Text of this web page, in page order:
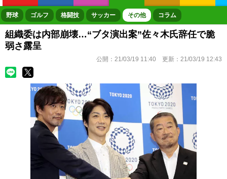
ボートレース 競輪 オートレース
野球 ゴルフ 格闘技 サッカー その他 コラム
組織委は内部崩壊…“ブタ演出案”佐々木氏辞任で脆
弱さ露呈
公開： 21/03/19 11:40 更新： 21/03/19 12:43